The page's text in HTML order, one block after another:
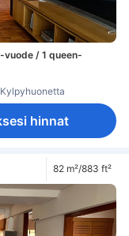
vuode / 1 queen-
hinnat
82 m²/883 ft²